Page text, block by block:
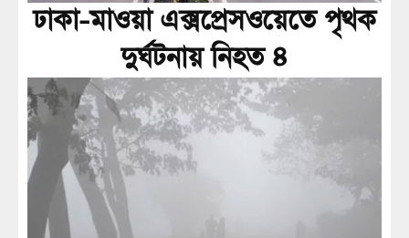
ঢাকা-মাওয়া এক্সপ্রেসওয়েতে পৃথক
দুর্ঘটনায় নিহত ৪